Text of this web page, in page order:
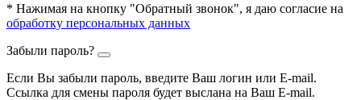
* Нажимая на кнопку "Обратный звонок", я даю согласие на
обработку персональных данных
Забыли пароль?
Если Вы забыли пароль, введите Ваш логин или Е-mail.
Ссылка для смены пароля будет выслана на Ваш E-mail.